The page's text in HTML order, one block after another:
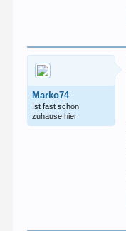
Marko74
Ist fast schon
zuhause hier